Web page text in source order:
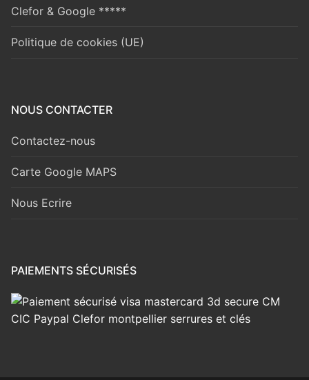
Clefor & Google *****
Politique de cookies (UE)
NOUS CONTACTER
Contactez-nous
Carte Google MAPS
Nous Ecrire
PAIEMENTS SÉCURISÉS